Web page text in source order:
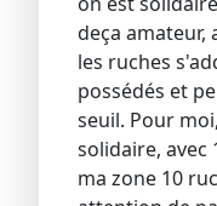
deça amateur,
les ruches
possédés et
seuil. Pour
solidaire, avec
ma zone 10